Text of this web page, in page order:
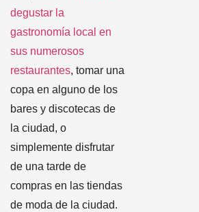
degustar la
gastronomía local en
sus numerosos
restaurantes, tomar una
copa en alguno de los
bares y discotecas de
la ciudad, o
simplemente disfrutar
de una tarde de
compras en las tiendas
de moda de la ciudad.